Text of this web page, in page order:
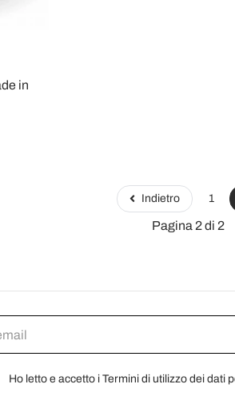
in
Indietro 1
Pagina 2 di 2
Ho letto e accetto i Termini di utilizzo dei dati